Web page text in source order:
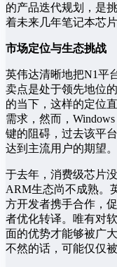
的产品迭代规划，是
着未来几年笔记本芯
市场定位与生态挑战
英伟达清晰地把N1平
卖点是处于领先地位
的当下，这样的定位
需求，然而，
键的阻碍，过去该平
达到主流用户的期望。
于去年，消费级芯片
ARM生态尚不成熟。
方开发者携手合作，
者优化转译。唯有对
面的优势才能够被广
不然的话，可能仅仅